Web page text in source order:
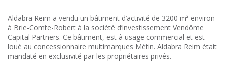
Aldabra Reim a vendu un bâtiment d’activité de 3200 m² environ
à Brie-Comte-Robert à la société d’investissement Vendôme
Capital Partners. Ce bâtiment, est à usage commercial et est
loué au concessionnaire multimarques Métin. Aldabra Reim était
mandaté en exclusivité par les propriétaires privés.